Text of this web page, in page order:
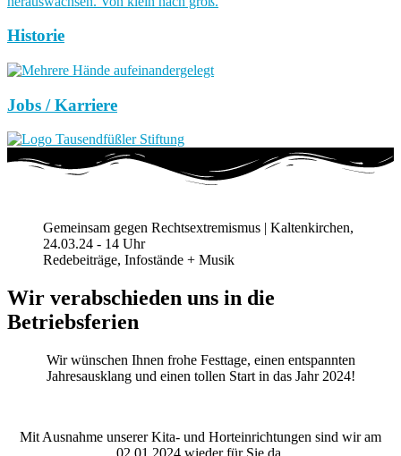
Historie
Jobs / Karriere
Gemeinsam gegen Rechtsextremismus | Kaltenkirchen,
24.03.24 - 14 Uhr
Redebeiträge, Infostände + Musik
Wir verabschieden uns in die
Betriebsferien
Wir wünschen Ihnen frohe Festtage, einen entspannten
Jahresausklang und einen tollen Start in das Jahr 2024!
Mit Ausnahme unserer Kita- und Horteinrichtungen sind wir am
02.01.2024 wieder für Sie da.